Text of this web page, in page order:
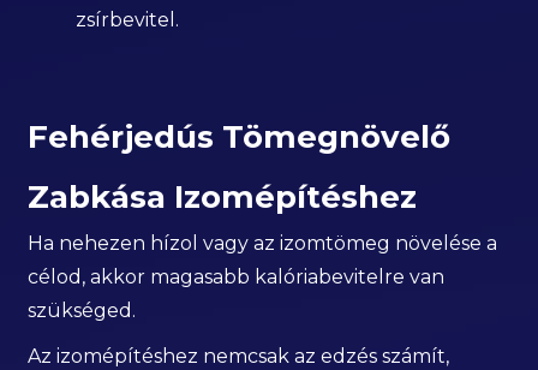
zsírbevitel.
Fehérjedús Tömegnövelő
Zabkása Izomépítéshez
Ha nehezen hízol vagy az izomtömeg növelése a
célod, akkor magasabb kalóriabevitelre van
szükséged.
Az izomépítéshez nemcsak az edzés számít,